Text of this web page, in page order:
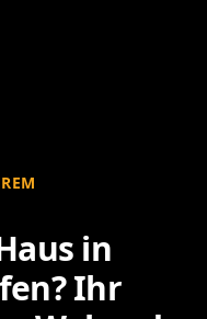
in
Ihr